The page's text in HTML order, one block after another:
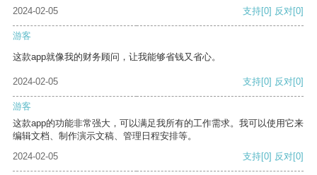
2024-02-05 支持[0] 反对[0]
游客
这款app就像我的财务顾问，让我能够省钱又省心。
2024-02-05 支持[0] 反对[0]
游客
这款app的功能非常强大，可以满足我所有的工作需求。我可以使用它来
编辑文档、制作演示文稿、管理日程安排等。
2024-02-05
支持[0] 反对[0]